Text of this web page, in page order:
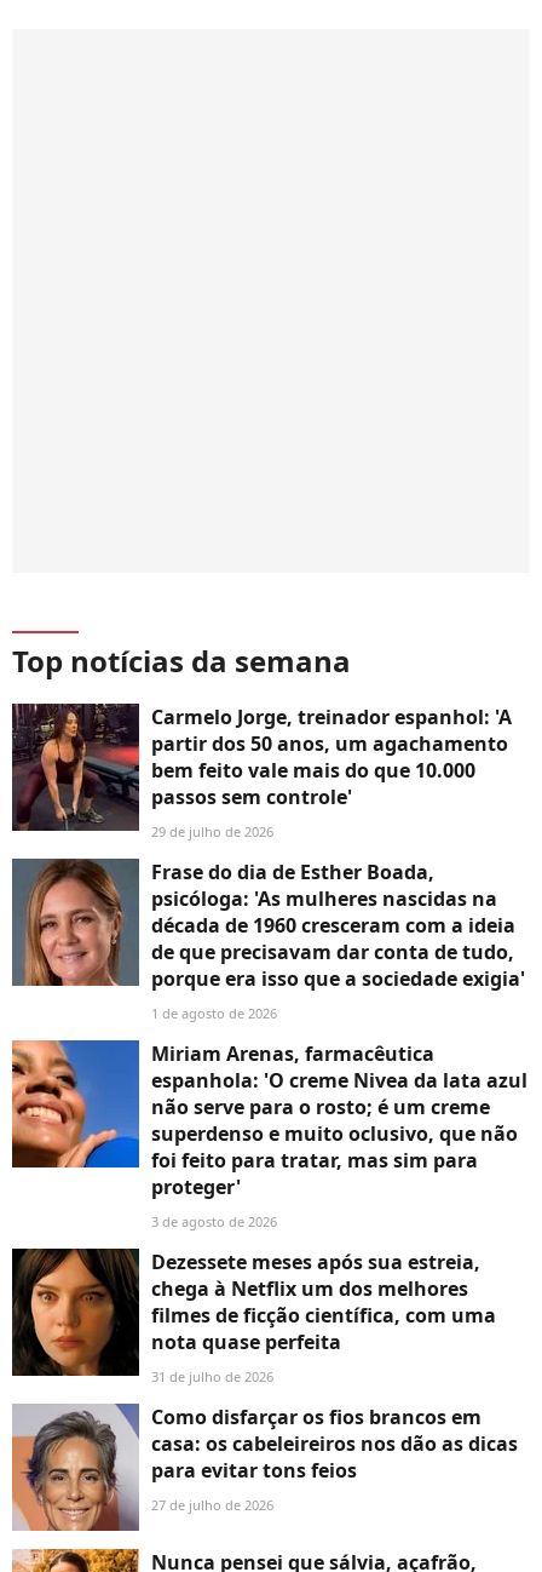
Top notícias da semana
Carmelo Jorge, treinador espanhol: 'A
partir dos 50 anos, um agachamento
bem feito vale mais do que 10.000
passos sem controle'
29 de julho de 2026
Frase do dia de Esther Boada,
psicóloga: 'As mulheres nascidas na
década de 1960 cresceram com a ideia
de que precisavam dar conta de tudo,
porque era isso que a sociedade exigia'
1 de agosto de 2026
Miriam Arenas, farmacêutica
espanhola: 'O creme Nivea da lata azul
não serve para o rosto; é um creme
superdenso e muito oclusivo, que não
foi feito para tratar, mas sim para
proteger'
3 de agosto de 2026
Dezessete meses após sua estreia,
chega à Netflix um dos melhores
filmes de ficção científica, com uma
nota quase perfeita
31 de julho de 2026
Como disfarçar os fios brancos em
casa: os cabeleireiros nos dão as dicas
para evitar tons feios
27 de julho de 2026
Nunca pensei que sálvia, açafrão,